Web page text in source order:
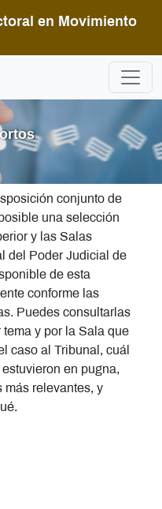
en Movimiento
conjunto de
una selección
y las Salas
del Poder Judicial de
de esta
conforme las
Puedes consultarlas
y por la Sala que
caso al Tribunal, cuál
en pugna,
más relevantes, y